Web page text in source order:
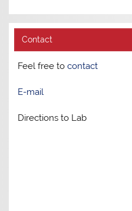
Contact
Feel free tocontact
E-mail
Directions to Lab